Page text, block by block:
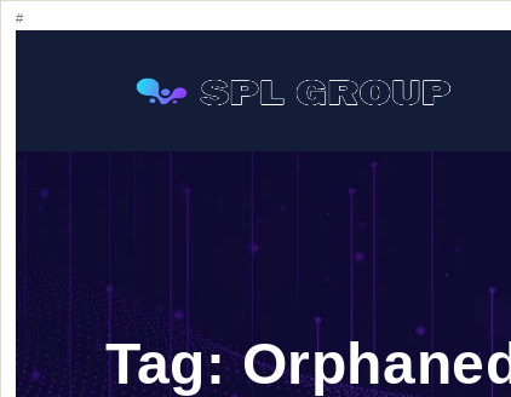
Tag: